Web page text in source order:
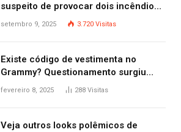
suspeito de provocar dois incêndios
criminosos no mesmo dia
setembro 9, 2025 3.720 Visitas
Existe código de vestimenta no
Grammy? Questionamento surgiu
após Bianca Censori, mulher de
fevereiro 8, 2025 288 Visitas
Veja outros looks polêmicos de